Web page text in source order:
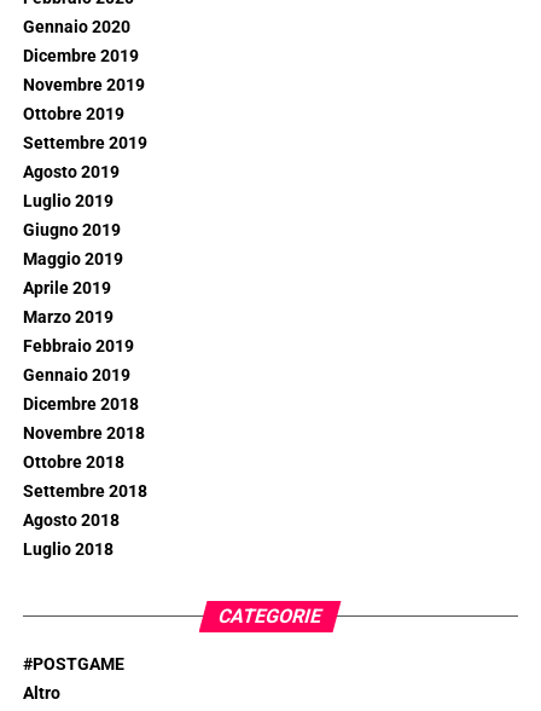
Gennaio 2020
Dicembre 2019
Novembre 2019
Ottobre 2019
Settembre 2019
Agosto 2019
Luglio 2019
Giugno 2019
Maggio 2019
Aprile 2019
Marzo 2019
Febbraio 2019
Gennaio 2019
Dicembre 2018
Novembre 2018
Ottobre 2018
Settembre 2018
Agosto 2018
Luglio 2018
CATEGORIE
#POSTGAME
Altro